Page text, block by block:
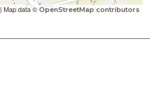
| Map data ©OpenStreetMap contributors